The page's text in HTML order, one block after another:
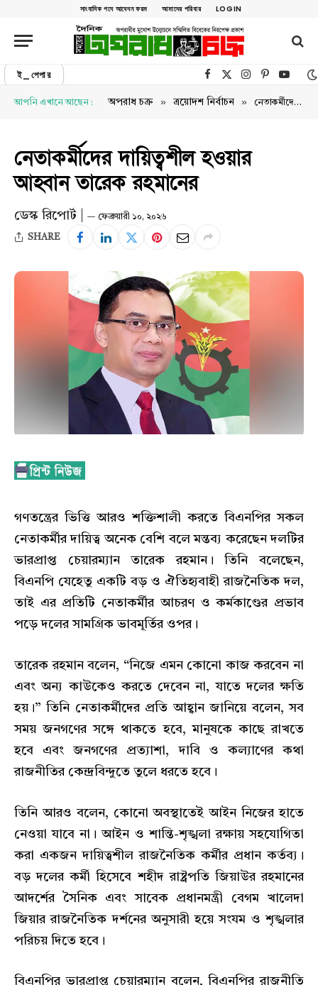
সাংবাদিক পদে আবেদন ফরম আমাদের পরিবার LOGIN
ই_পেপার Facebook
X (Twitter)Instagram
Pinterest
আপনি এখানে আছেন : অপরাধ চক্র » ত্রয়োদশ নির্বাচন » নেতাকর্মীদের দায়িত্বশীল হওয়ার আহ্বান তারেক রহমানের
নেতাকর্মীদের দায়িত্বশীল হওয়ার
আহ্বান তারেক রহমানের
ডেস্ক রিপোর্ট | ফেব্রুয়ারী ১০, ২০২৬
SHARE
গণতন্ত্রের ভিত্তি আরও শক্তিশালী করতে বিএনপির সকল
নেতাকর্মীর দায়িত্ব অনেক বেশি বলে মন্তব্য করেছেন দলটির
ভারপ্রাপ্ত চেয়ারম্যান তারেক রহমান। তিনি বলেছেন,
বিএনপি যেহেতু একটি বড় ও ঐতিহ্যবাহী রাজনৈতিক দল,
তাই এর প্রতিটি নেতাকর্মীর আচরণ ও কর্মকাণ্ডের প্রভাব
পড়ে দলের সামগ্রিক ভাবমূর্তির ওপর।
তারেক রহমান বলেন, “নিজে এমন কোনো কাজ করবেন না
এবং অন্য কাউকেও করতে দেবেন না, যাতে দলের ক্ষতি
হয়।” তিনি নেতাকর্মীদের প্রতি আহ্বান জানিয়ে বলেন, সব
সময় জনগণের সঙ্গে থাকতে হবে, মানুষকে কাছে রাখতে
হবে এবং জনগণের প্রত্যাশা, দাবি ও কল্যাণের কথা
রাজনীতির কেন্দ্রবিন্দুতে তুলে ধরতে হবে।
তিনি আরও বলেন, কোনো অবস্থাতেই আইন নিজের হাতে
নেওয়া যাবে না। আইন ও শান্তি-শৃঙ্খলা রক্ষায় সহযোগিতা
করা একজন দায়িত্বশীল রাজনৈতিক কর্মীর প্রধান কর্তব্য।
বড় দলের কর্মী হিসেবে শহীদ রাষ্ট্রপতি জিয়াউর রহমানের
আদর্শের সৈনিক এবং সাবেক প্রধানমন্ত্রী বেগম খালেদা
জিয়ার রাজনৈতিক দর্শনের অনুসারী হয়ে সংযম ও শৃঙ্খলার
পরিচয় দিতে হবে।
বিএনপির ভারপ্রাপ্ত চেয়ারম্যান বলেন, বিএনপির রাজনীতি